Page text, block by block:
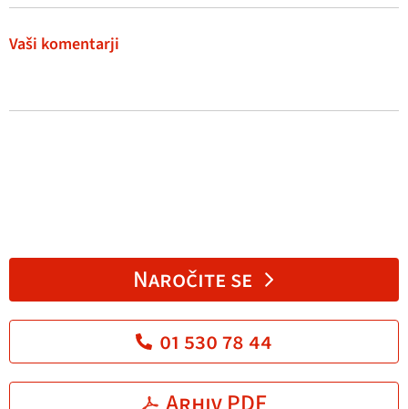
Vaši komentarji
Naročite se
01 530 78 44